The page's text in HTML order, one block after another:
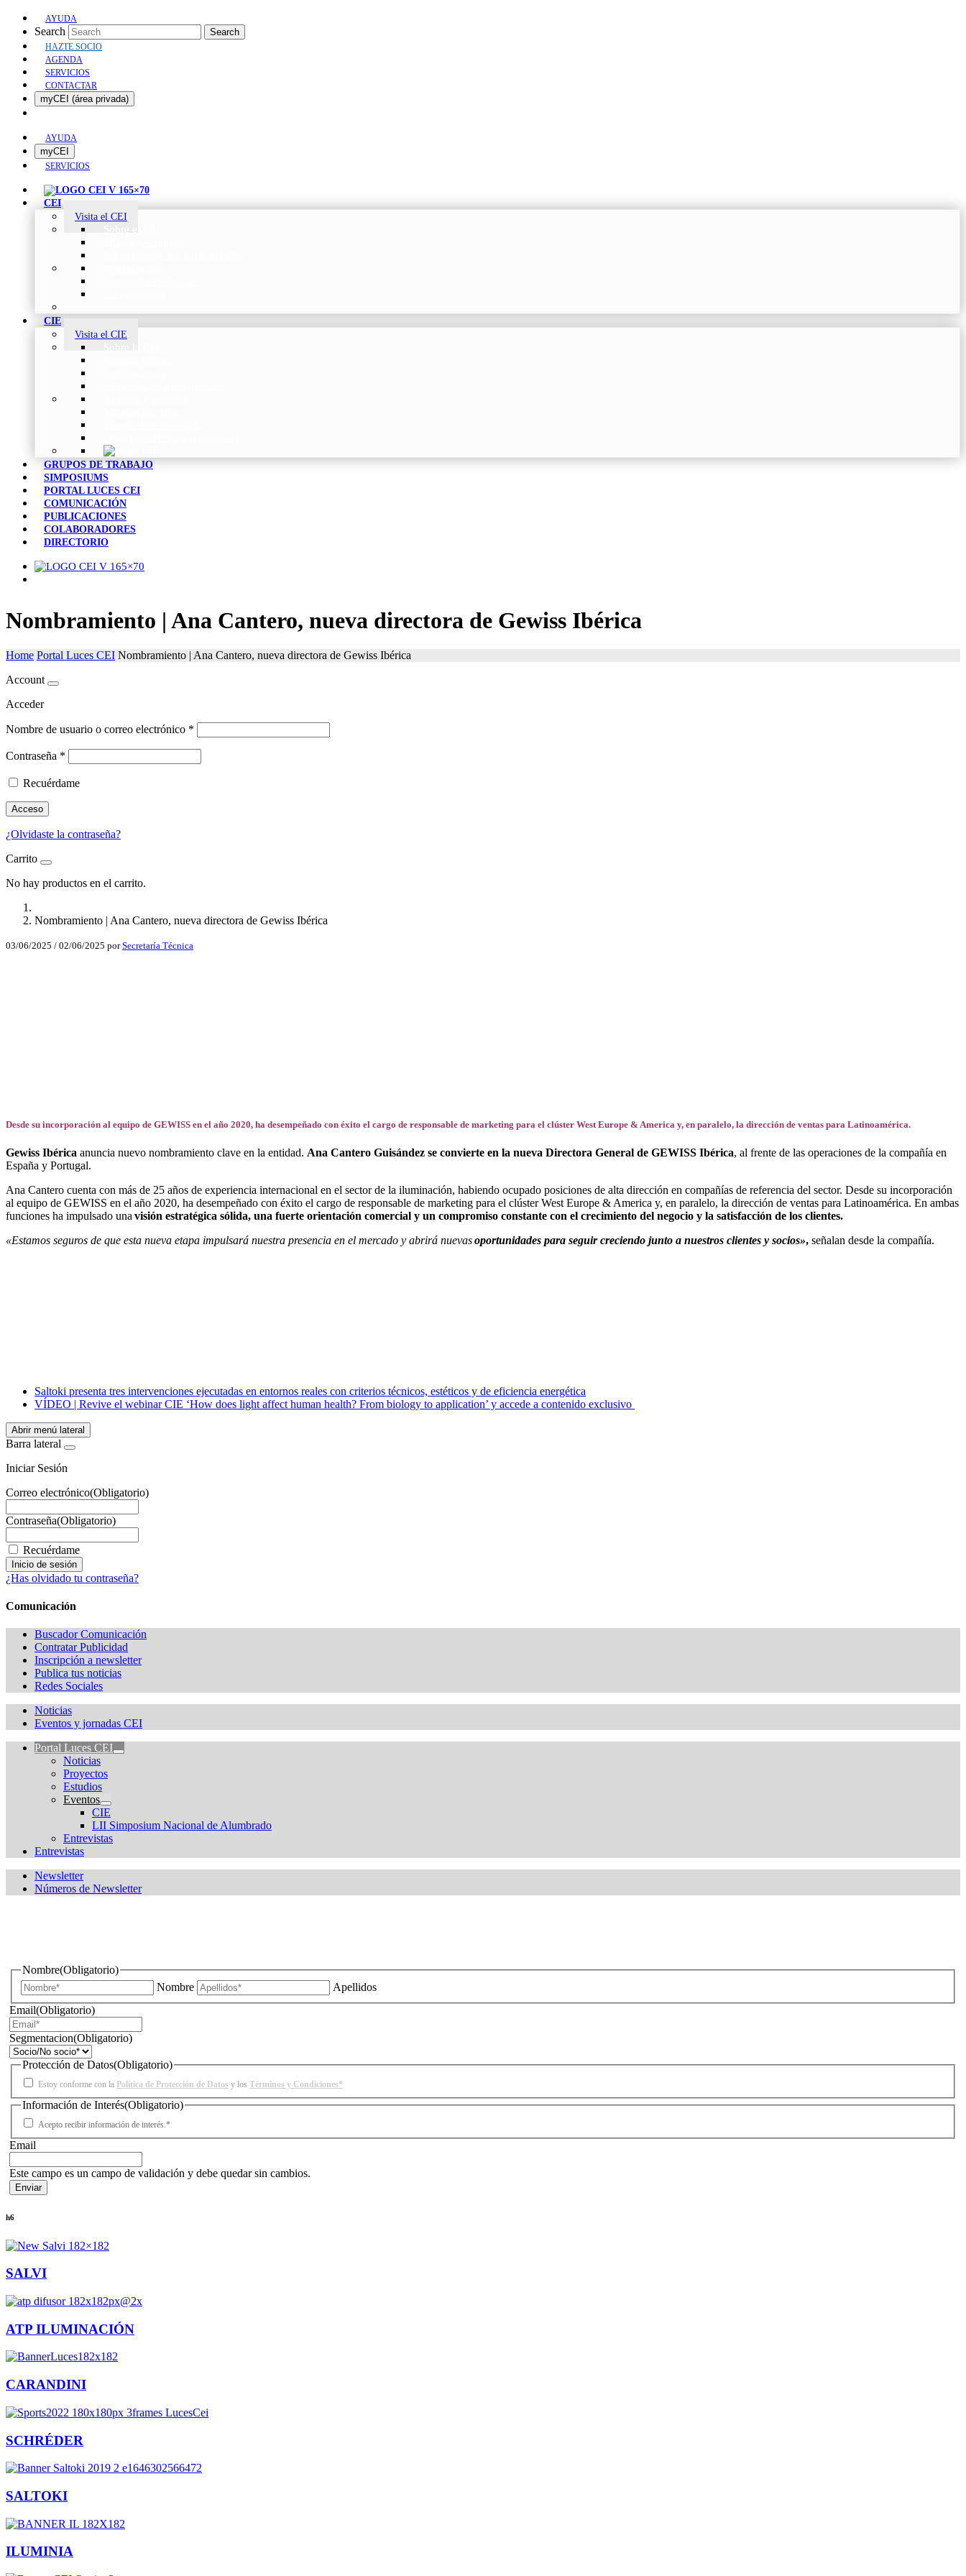
AYUDA
Search Search
HAZTE SOCIO
AGENDA
SERVICIOS
CONTACTAR
myCEI (área privada)
AYUDA
myCEI
SERVICIOS
CEI
Visita el CEI
CIE
Visita el CIE
GRUPOS DE TRABAJO
SIMPOSIUMS
PORTAL LUCES CEI
COMUNICACIÓN
PUBLICACIONES
COLABORADORES
DIRECTORIO
Nombramiento | Ana Cantero, nueva directora de Gewiss Ibérica
Home Portal Luces CEI Nombramiento | Ana Cantero, nueva directora de Gewiss Ibérica
Account
Acceder
Nombre de usuario o correo electrónico *
Contraseña *
Recuérdame
Acceso
¿Olvidaste la contraseña?
Carrito
No hay productos en el carrito.
Nombramiento | Ana Cantero, nueva directora de Gewiss Ibérica
03/06/2025 / 02/06/2025 porSecretaría Técnica
Desde su incorporación al equipo de GEWISS en el año 2020, ha desempeñado con éxito el cargo de responsable de marketing para el clúster West Europe & America y, en paralelo, la dirección de ventas para Latinoamérica.
Gewiss Ibérica anuncia nuevo nombramiento clave en la entidad. Ana Cantero Guisández se convierte en la nueva Directora General de GEWISS Ibérica, al frente de las operaciones de la compañía en
España y Portugal.
Ana Cantero cuenta con más de 25 años de experiencia internacional en el sector de la iluminación, habiendo ocupado posiciones de alta dirección en compañías de referencia del sector. Desde su incorporación
al equipo de GEWISS en el año 2020, ha desempeñado con éxito el cargo de responsable de marketing para el clúster West Europe & America y, en paralelo, la dirección de ventas para Latinoamérica. En ambas
funciones ha impulsado una visión estratégica sólida, una fuerte orientación comercial y un compromiso constante con el crecimiento del negocio y la satisfacción de los clientes.
«Estamos seguros de que esta nueva etapa impulsará nuestra presencia en el mercado y abrirá nuevasoportunidades para seguir creciendo junto a nuestros clientes y socios», señalan desde la compañía.
WhatsApp
Saltoki presenta tres intervenciones ejecutadas en entornos reales con criterios técnicos, estéticos y de eficiencia energética
VÍDEO | Revive el webinar CIE ‘How does light affect human health? From biology to application’ y accede a contenido exclusivo
Abrir menú lateral
Barra lateral
Iniciar Sesión
Correo electrónico(Obligatorio)
Contraseña(Obligatorio)
Recuérdame
¿Has olvidado tu contraseña?
Comunicación
Buscador Comunicación
Contratar Publicidad
Inscripción a newsletter
Publica tus noticias
Redes Sociales
Noticias
Eventos y jornadas CEI
Portal Luces CEI
Noticias
Proyectos
Estudios
Eventos
CIE
LII Simposium Nacional de Alumbrado
Entrevistas
Entrevistas
Newsletter
Números de Newsletter
Nombre(Obligatorio)
Nombre
Apellidos
Email(Obligatorio)
Segmentacion(Obligatorio)
Protección de Datos(Obligatorio)
Estoy conforme con la Política de Protección de Datos y los Términos y Condiciones*
Información de Interés(Obligatorio)
Acepto recibir información de interés.*
Email
Este campo es un campo de validación y debe quedar sin cambios.
h6
SALVI
ATP ILUMINACIÓN
CARANDINI
SCHRÉDER
SALTOKI
ILUMINIA